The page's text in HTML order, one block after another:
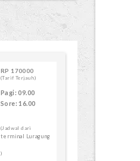
RP 170000
(Tarif Terjauh)
Pagi: 09.00
Sore: 16.00
(Jadwal dari
terminal Luragung
)